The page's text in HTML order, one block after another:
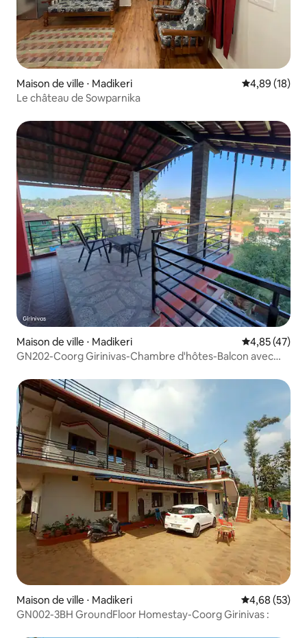
Maison de ville ⋅ Madikeri Évaluation
4,89 (18)
Le château de Sowparnika
Maison de ville ⋅ Madikeri Évaluation
4,85 (47)
GN202-Coorg Girinivas-Chambre d'hôtes-Balcon avec
Maison de ville ⋅ Madikeri Évaluation
4,68 (53)
GN002-3BH GroundFloor Homestay-Coorg Girinivas :